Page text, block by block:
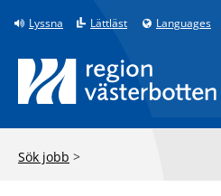
Lyssna Lättläst Languages
Sök jobb >